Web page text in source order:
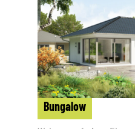
Bungalow